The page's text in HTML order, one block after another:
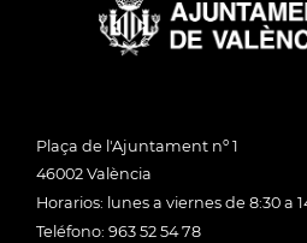
Plaça de l'Ajuntament nº 1
46002 València
Horarios: lunes a viernes de 8:30 a
Teléfono: 963 52 54 78